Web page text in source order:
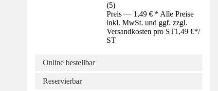
(5)
Preis — 1,49 € * Alle Preise
inkl. MwSt. und ggf. zzgl.
Versandkosten pro ST1,49 €*/
ST
Online bestellbar
Reservierbar